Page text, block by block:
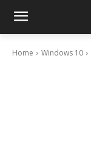
Home Windows 10